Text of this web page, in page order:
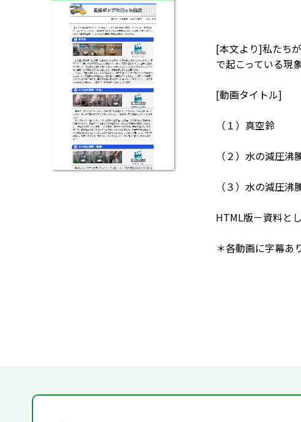
[本文より]私たち
で起こっている現
[動画タイトル]
（１）真空鈴
（２）水の減圧沸
（３）水の減圧沸
HTML版－資料と
＊各動画に字幕あ